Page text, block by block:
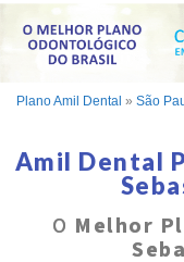
Plano Amil Dental » São
Amil Dental
O Melhor